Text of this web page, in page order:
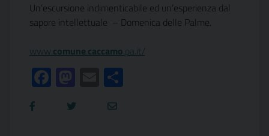
Un’escursione indimenticabile ed un’esperienza dal
sapore intellettuale – Domenica delle Palme.
www.comune.caccamo.pa.it/
Facebook
Mastodon
Email